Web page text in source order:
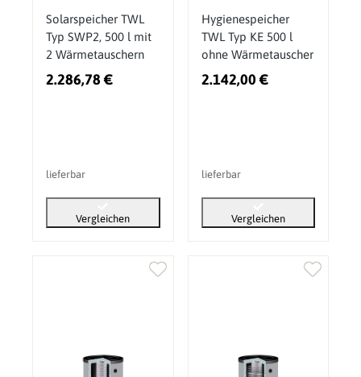
Solarspeicher TWL
Typ SWP2, 500 l mit
2 Wärmetauschern
2.286,78 €
lieferbar
Vergleichen
Hygienespeicher
TWL Typ KE 500 l
ohne Wärmetauscher
2.142,00 €
lieferbar
Vergleichen